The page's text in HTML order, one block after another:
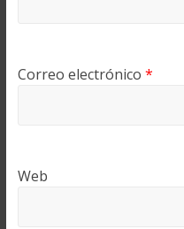
Correo electrónico *
Web